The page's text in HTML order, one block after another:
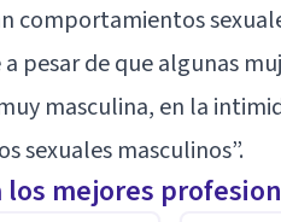
comportamientos
pesar de que algunas
masculina, en la
sexuales masculinos”.
mejores